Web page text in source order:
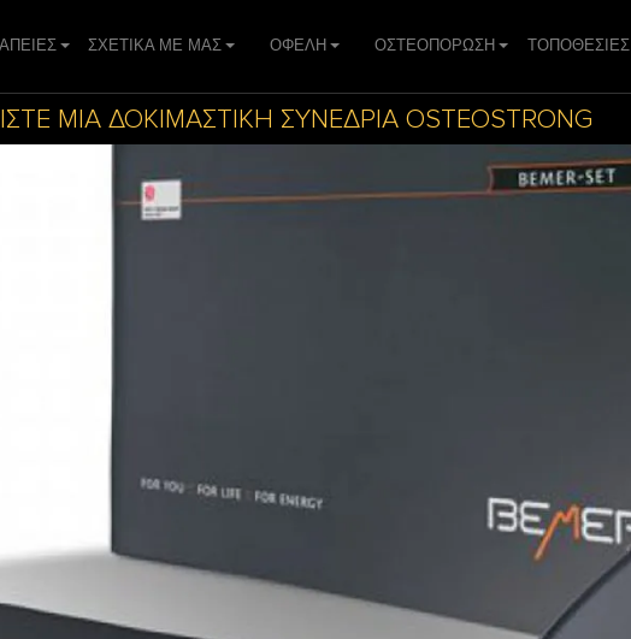
ΣΧΕΤΙΚΑ ΜΕ ΜΑΣ ΟΦΕΛΗ ΟΣΤΕΟΠΟΡΩΣΗ ΤΟΠΟΘΕΣΙΕΣ
ΜΙΑ ΔΟΚΙΜΑΣΤΙΚΗ ΣΥΝΕΔΡΙΑ OSTEOSTRONG